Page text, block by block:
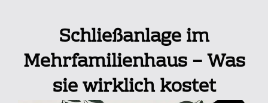
Schließanlage im
Mehrfamilienhaus – Was
sie wirklich kostet